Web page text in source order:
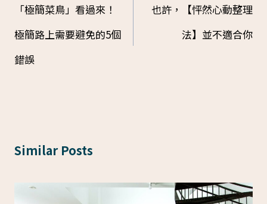
navigation
「極簡菜鳥」看過來！
極簡路上需要避免的5個
錯誤
也許，【怦然心動整理
法】並不適合你
Similar Posts